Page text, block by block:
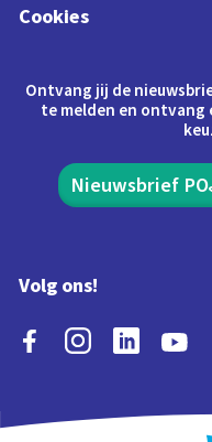
Cookies
Ontvang jij de
te melden en ontvang
Nieuwsbrief PO
Volg ons!